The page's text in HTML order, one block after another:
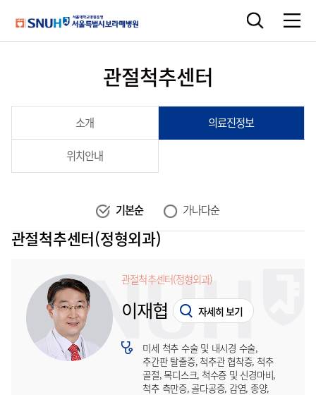
관절척추센터
소개 의료진정보
위치안내
기본순 가나다순
관절척추센터(정형외과)
관절척추센터(정형외과)
이재협 자세히 보기
미세 척추 수술 및 내시경 수술,
추간판 탈출증, 척추관 협착증, 척추
골절, 목디스크, 척수증 및 신경마비,
척추 측만증, 골다공증, 감염, 종양,